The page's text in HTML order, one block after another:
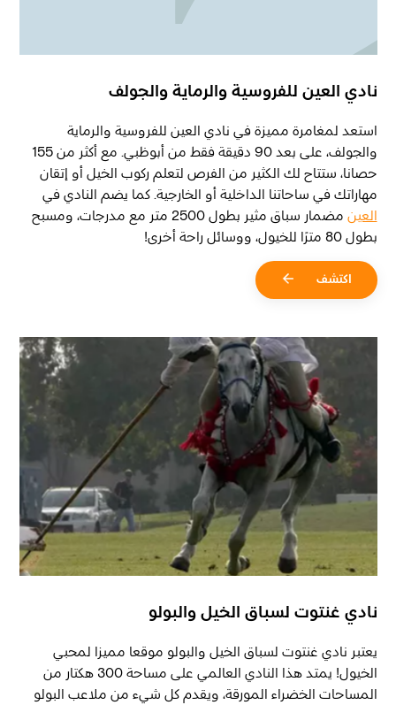
نادي العين للفروسية والرماية والجولف
استعد لمغامرة مميزة في نادي العين للفروسية والرماية
والجولف، على بعد 90 دقيقة فقط من أبوظبي. مع أكثر من 155
حصانا، ستتاح لك الكثير من الفرص لتعلم ركوب الخيل أو إتقان
مهاراتك في ساحاتنا الداخلية أو الخارجية. كما يضم النادي في
العين
مضمار سباق مثير بطول 2500 متر مع مدرجات، ومسبح
بطول 80 مترًا للخيول، ووسائل راحة أخرى!
اكتشف
نادي غنتوت لسباق الخيل والبولو
يعتبر نادي غنتوت لسباق الخيل والبولو موقعا مميزا لمحبي
الخيول! يمتد هذا النادي العالمي على مساحة 300 هكتار من
المساحات الخضراء المورقة، ويقدم كل شيء من ملاعب البولو